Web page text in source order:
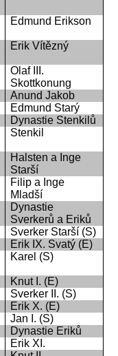
Edmund Erikson
Erik Vítězný
Olaf III.
Skottkonung
Anund Jakob
Edmund Starý
Dynastie Stenkilů
Stenkil
Halsten a Inge
Starší
Filip a Inge
Mladší
Dynastie
Sverkerů a Eriků
Sverker Starší (S)
Erik IX. Svatý (E)
Karel (S)
Knut I. (E)
Sverker II. (S)
Erik X. (E)
Jan I. (S)
Dynastie Eriků
Erik XI.